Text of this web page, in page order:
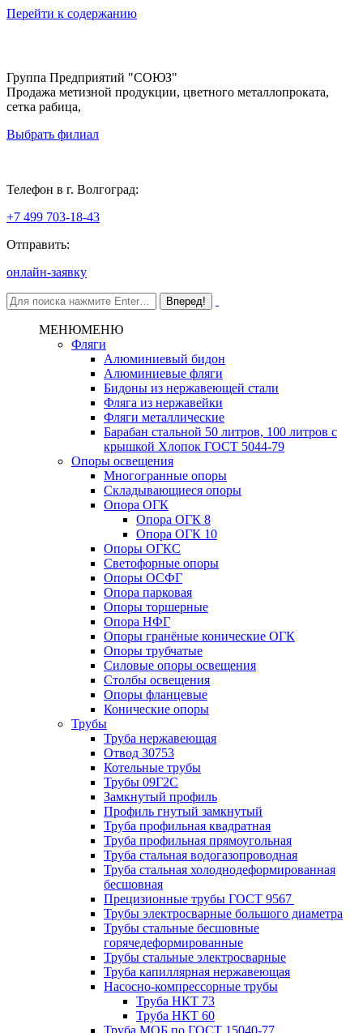
Перейти к содержанию
Группа Предприятий "СОЮЗ"
Продажа метизной продукции, цветного металлопроката,
сетка рабица,
Выбрать филиал
Телефон в г. Волгоград:
+7 499 703-18-43
Отправить:
онлайн-заявку
МЕНЮМЕНЮ
Фляги
Алюминиевый бидон
Алюминиевые фляги
Бидоны из нержавеющей стали
Фляга из нержавейки
Фляги металлические
Барабан стальной 50 литров, 100 литров с
крышкой Хлопок ГОСТ 5044-79
Опоры освещения
Многогранные опоры
Складывающиеся опоры
Опора ОГК
Опора ОГК 8
Опора ОГК 10
Опоры ОГКС
Светофорные опоры
Опоры ОСФГ
Опора парковая
Опоры торшерные
Опора НФГ
Опоры гранёные конические ОГК
Опоры трубчатые
Силовые опоры освещения
Столбы освещения
Опоры фланцевые
Конические опоры
Трубы
Труба нержавеющая
Отвод 30753
Котельные трубы
Трубы 09Г2С
Замкнутый профиль
Профиль гнутый замкнутый
Труба профильная квадратная
Труба профильная прямоугольная
Труба стальная водогазопроводная
Труба стальная холоднодеформированная
бесшовная
Прецизионные трубы ГОСТ 9567
Трубы электросварные большого диаметра
Трубы стальные бесшовные
горячедеформированные
Трубы стальные электросварные
Труба капиллярная нержавеющая
Насосно-компрессорные трубы
Труба НКТ 73
Труба НКТ 60
Труба МОБ по ГОСТ 15040-77